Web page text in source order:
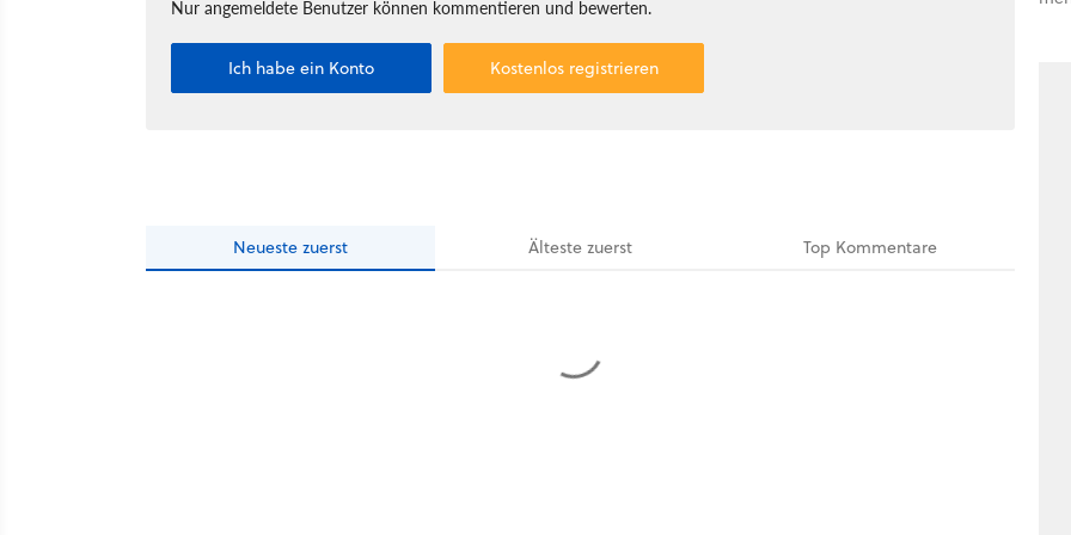
Nur angemeldete Benutzer können kommentieren und bewerten.
Ich habe ein Konto Kostenlos registrieren
Neueste zuerst Ältestezuerst Top Kommentare